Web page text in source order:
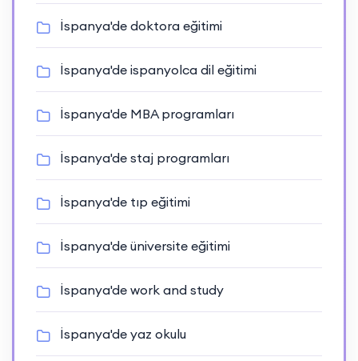
İspanya'de doktora eğitimi
İspanya'de ispanyolca dil eğitimi
İspanya'de MBA programları
İspanya'de staj programları
İspanya'de tıp eğitimi
İspanya'de üniversite eğitimi
İspanya'de work and study
İspanya'de yaz okulu